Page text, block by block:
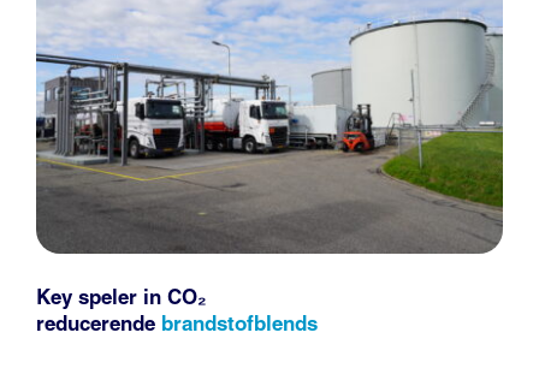
Key speler in CO₂
reducerende brandstofblends